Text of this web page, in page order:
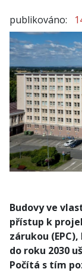
publikováno:
Budovy ve
přístup k
zárukou
do roku 2030
Počítá s tím